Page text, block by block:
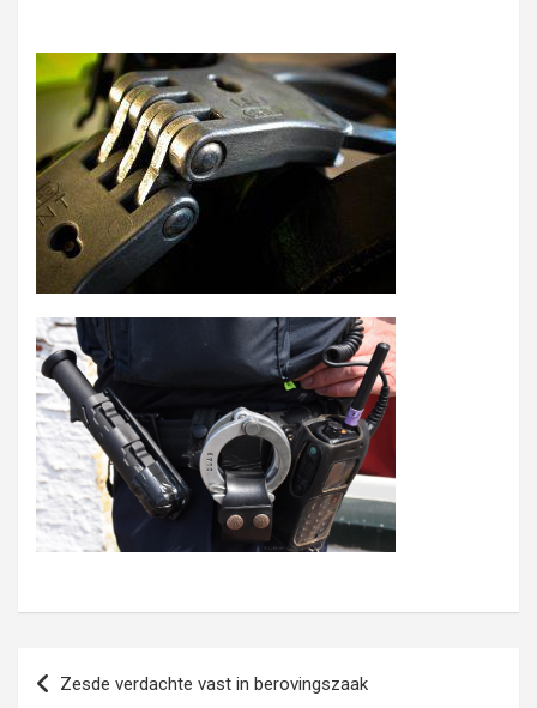
Bericht
Zesde verdachte vast in berovingszaak